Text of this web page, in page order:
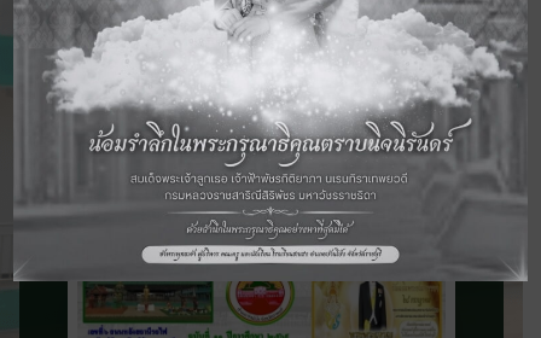
จดหมายข่าว
ประชาสัมพันธ์
ติดตามข่าวสารและความเคลื่อนไหวของ
โรงเรียน